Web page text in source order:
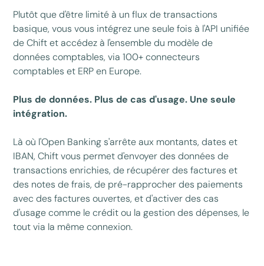
Plutôt que d'être limité à un flux de transactions
basique, vous vous intégrez une seule fois à l'API unifiée
de Chift et accédez à l'ensemble du modèle de
données comptables, via 100+ connecteurs
comptables et ERP en Europe.
Plus de données. Plus de cas d'usage. Une seule
intégration.
Là où l'Open Banking s'arrête aux montants, dates et
IBAN, Chift vous permet d'envoyer des données de
transactions enrichies, de récupérer des factures et
des notes de frais, de pré-rapprocher des paiements
avec des factures ouvertes, et d'activer des cas
d'usage comme le crédit ou la gestion des dépenses, le
tout via la même connexion.